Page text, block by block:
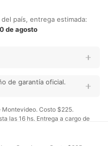
país, entrega estimada:
de agosto
de garantía oficial.
Montevideo. Costo $225.
las 16 hs. Entrega a cargo de